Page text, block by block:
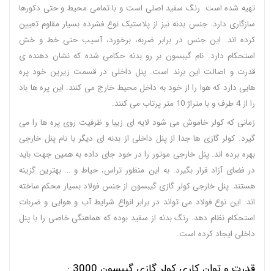
تهیه شده است. رنگ سفید اصلی است و با تمامی محیط و حتی دکورها
سازگاری دارد. جنس بدنه نیز از پلاستیک نوع فشرده بسیار مقاوم تعیین
کرده اند. این جنس در برابر ضربه، برخورد، آسیب حتی خط و خش
استحکام دارد. نام گیبسون بر رو بدنه حکامی شده که نشان دهنده ی
قدرت و اصالت این برند است. پنل داخلی در قسمت زیرین خود پره
هایی دارد که هوا را از خود به داخل محیط خارج می کنند. این پره ها باد
را از 4 طرف و با متراژ 10 متر پرتاب می کنند.
زمانی که کولر خاموش می شود لایه ای زیبا و ظرفیت روی پره ها را می
گیرد. کولر گازی ها جدا از پنل داخلی از بدنه ای دیگر با نام پنل خارجی
بهره برده اند. پنل خارجی موتور را در خود جای داده به همین جهت باید
در فضای آزاد قرار بگیرد. به این منظور تراس، حیاط و … بهترین گزینه
هستند. پنل خارجی کولر گازی گیبسون از جنس فولاد بسیار محکم ساخته
اند. این نوع فولاد می تواند در برابر انواع شرایط آب و هوایی و ضربات
استحکام نظام دهد. رنگ بدنه از سفید بوده که هماهنگی خاصی را با پنل
داخلی ایجاد کرده است.